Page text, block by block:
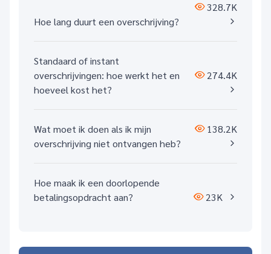
Hoe lang duurt een overschrijving?
328.7K
Standaard of instant
overschrijvingen: hoe werkt het en
hoeveel kost het?
274.4K
Wat moet ik doen als ik mijn
overschrijving niet ontvangen heb?
138.2K
Hoe maak ik een doorlopende
betalingsopdracht aan?
23K